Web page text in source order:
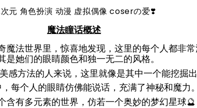
元 角色扮演 动漫 虚拟偶像 coserの爱❣️
魔法瞳话概述
魔法世界里，惊喜地发现， 这里的每个人都非
是她们的眼睛颜色和独一无二的风格。
感方法的人来说， 这里就像是其中一个能挖掘
每个人的眼睛仿佛能说话，充满了神秘和魔力。
含有多元素的世界，仿若一个奥妙的梦幻星球🔮